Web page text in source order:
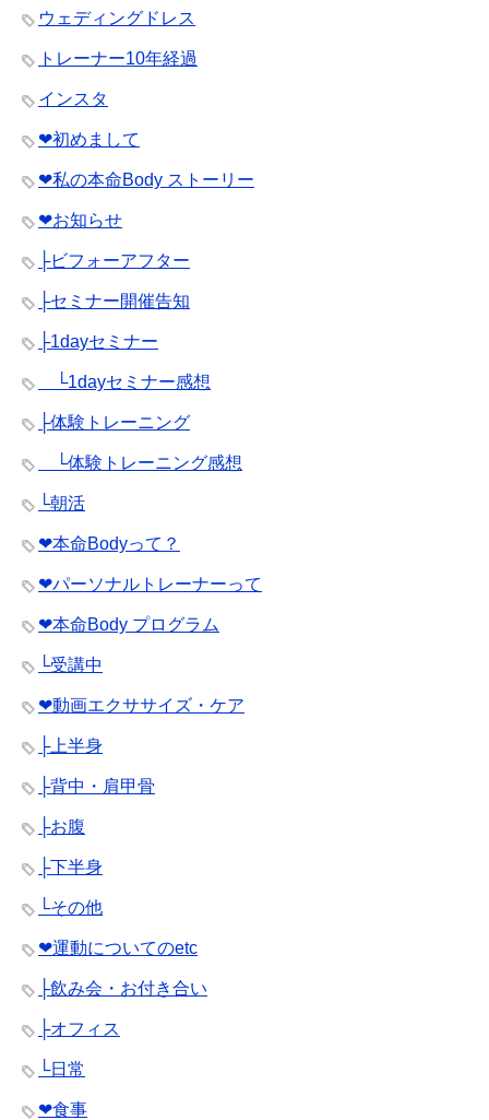
ウェディングドレス
トレーナー10年経過
インスタ
❤︎初めまして
❤︎私の本命Body ストーリー
❤︎お知らせ
├ビフォーアフター
├セミナー開催告知
├1dayセミナー
└1dayセミナー感想
├体験トレーニング
└体験トレーニング感想
└朝活
❤︎本命Bodyって？
❤︎パーソナルトレーナーって
❤︎本命Body プログラム
└受講中
❤︎動画エクササイズ・ケア
├上半身
├背中・肩甲骨
├お腹
├下半身
└その他
❤︎運動についてのetc
├飲み会・お付き合い
├オフィス
└日常
❤︎食事